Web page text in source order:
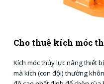
Cho thuê kích móc
Kích móc thủy lực nâng thiết
mà kích (con đội) thường